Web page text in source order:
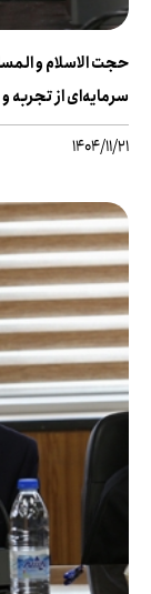
حجت الاسلام و
سرمایه‌ای از تجربه
1404/11/21